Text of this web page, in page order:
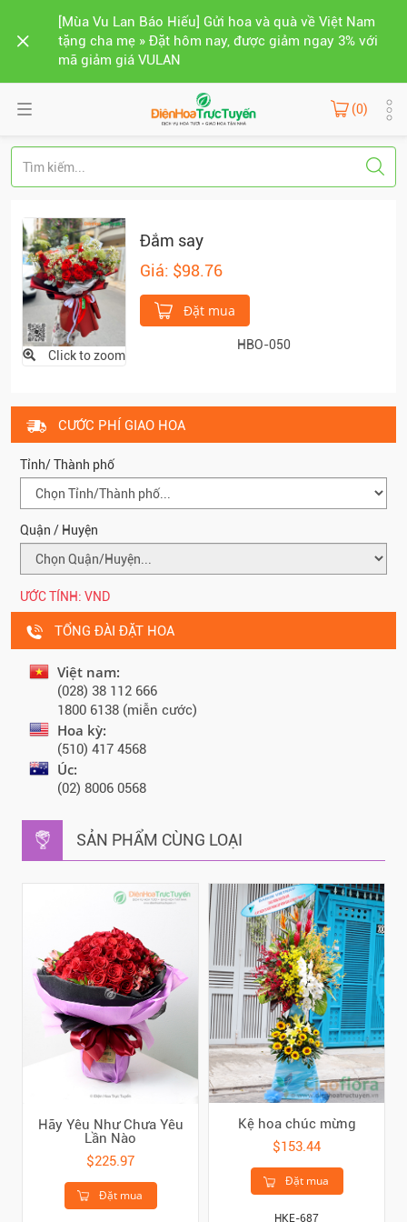
[Mùa Vu Lan Báo Hiếu] Gửi hoa và quà về Việt Nam
tặng cha mẹ » Đặt hôm nay, được giảm ngay 3% với
mã giảm giá VULAN
(0)
Click to zoom
Đắm say
Giá: $98.76
Đặt mua
HBO-050
CƯỚC PHÍ GIAO HOA
Tỉnh/ Thành phố
Quận / Huyện
ƯỚC TÍNH: VND
TỔNG ĐÀI ĐẶT HOA
Việt nam:
(028) 38 112 666
1800 6138 (miễn cước)
Hoa kỳ:
(510) 417 4568
Úc:
(02) 8006 0568
SẢN PHẨM CÙNG LOẠI
Hãy Yêu Như Chưa Yêu
Lần Nào
$225.97
Đặt mua
Kệ hoa chúc mừng
$153.44
Đặt mua
HKE-687